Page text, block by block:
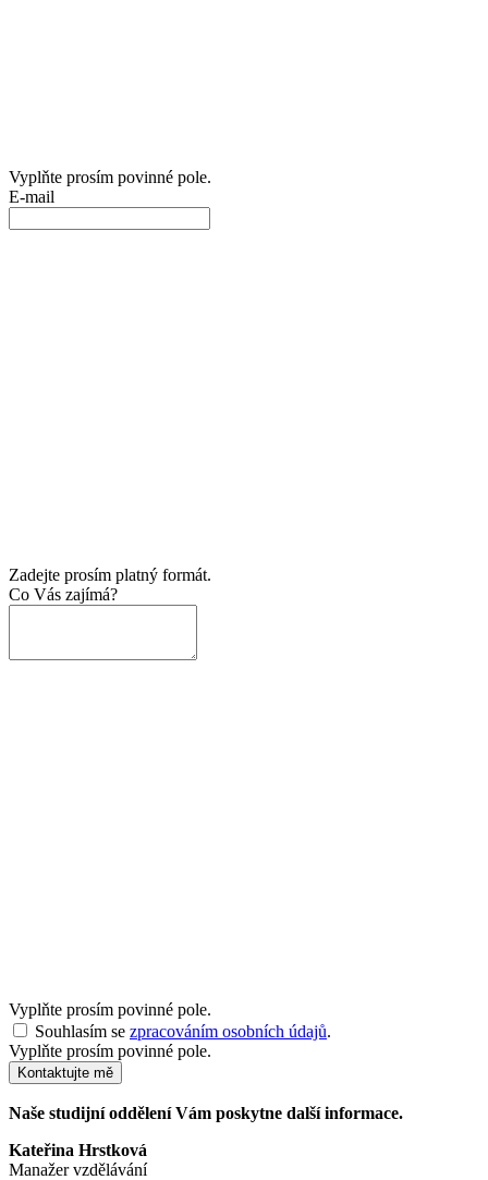
Vyplňte prosím povinné pole.
E-mail
Zadejte prosím platný formát.
Co Vás zajímá?
Vyplňte prosím povinné pole.
Souhlasím se zpracováním osobních údajů.
Vyplňte prosím povinné pole.
Kontaktujte mě
Naše studijní oddělení Vám poskytne další informace.
Kateřina Hrstková
Manažer vzdělávání